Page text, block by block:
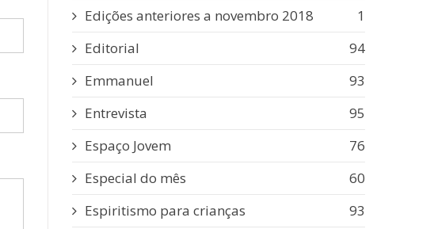
Edições anteriores a novembro 2018
1
Editorial
94
Emmanuel
93
Entrevista
95
Espaço Jovem
76
Especial do mês
60
Espiritismo para crianças
93